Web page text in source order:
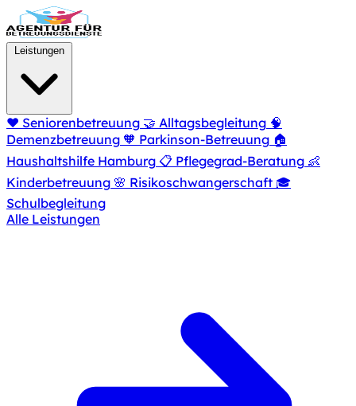
Zum Hauptinhalt springen
❤️ Seniorenbetreuung 🤝 Alltagsbegleitung 🧠
Demenzbetreuung 🧡 Parkinson-Betreuung 🏠
Haushaltshilfe Hamburg 📋 Pflegegrad-Beratung 👶
Kinderbetreuung 🌸 Risikoschwangerschaft 🎓
Schulbegleitung
Alle Leistungen